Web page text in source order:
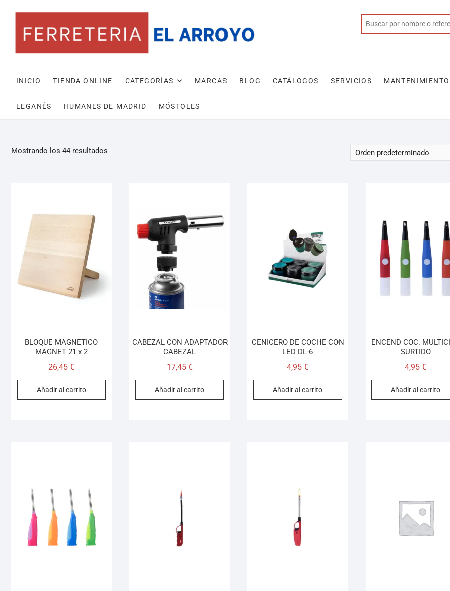
INICIO TIENDA ONLINE CATEGORÍAS MARCAS BLOG CATÁLOGOS SERVICIOS
LEGANÉS HUMANES DE MADRID MÓSTOLES
Mostrando los 44 resultados
BLOQUE MAGNETICO
MAGNET 21 x 2
26,45€
Añadir al carrito
CABEZAL CON ADAPTADOR
CABEZAL
17,45 €
Añadir al carrito
CENICERO DE COCHE CON
LED DL-6
4,95€
Añadir al carrito
ENCEND COC.
SURTIDO
4,95€
Añadir al carrito